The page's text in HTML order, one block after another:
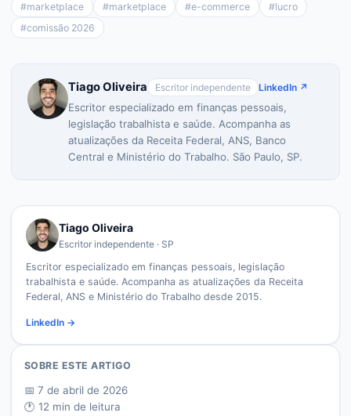
#marketplace #marketplace #e-commerce #lucro
#comissão 2026
Tiago Oliveira Escritor independente LinkedIn ↗
Escritor especializado em finanças pessoais,
legislação trabalhista e saúde. Acompanha as
atualizações da Receita Federal, ANS, Banco
Central e Ministério do Trabalho. São Paulo, SP.
Tiago Oliveira
Escritor independente · SP
Escritor especializado em finanças pessoais, legislação
trabalhista e saúde. Acompanha as atualizações da Receita
Federal, ANS e Ministério do Trabalho desde 2015.
LinkedIn →
SOBRE ESTE ARTIGO
📅 7 de abril de 2026
🕐 12 min de leitura